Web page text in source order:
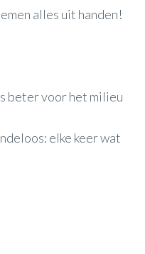
alles uit handen!
beter voor het milieu
elke keer wat